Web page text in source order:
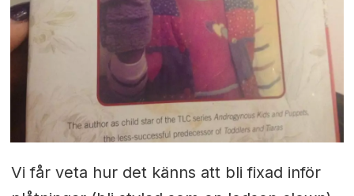
Vi får veta hur det känns att bli fixad inför